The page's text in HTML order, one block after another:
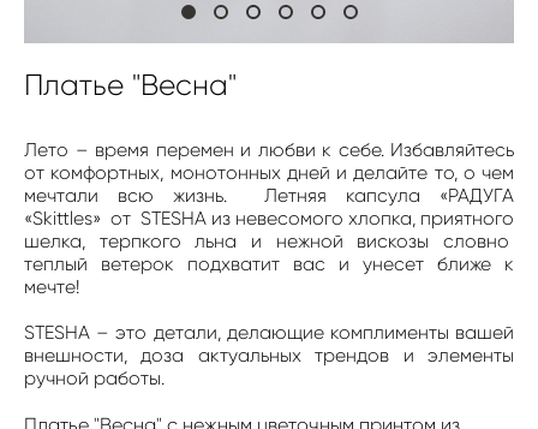
Платье "Весна"
Лето – время перемен и любви к себе. Избавляйтесь
от комфортных, монотонных дней и делайте то, о чем
мечтали всю жизнь. Летняя капсула «РАДУГА
«Skittles» от STESHA из невесомого хлопка, приятного
шелка, терпкого льна и нежной вискозы словно
теплый ветерок подхватит вас и унесет ближе к
мечте!
STESHA – это детали, делающие комплименты вашей
внешности, доза актуальных трендов и элементы
ручной работы.